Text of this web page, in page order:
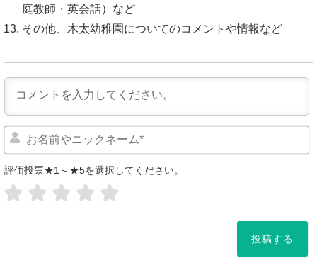
庭教師・英会話）など
その他、木太幼稚園についてのコメントや情報など
評価投票★1～★5を選択してください。